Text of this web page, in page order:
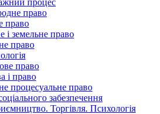
процес
право
право
і земельне право
право
право
і право
процесуальне право
забезпечення
Торгівля. Психологія